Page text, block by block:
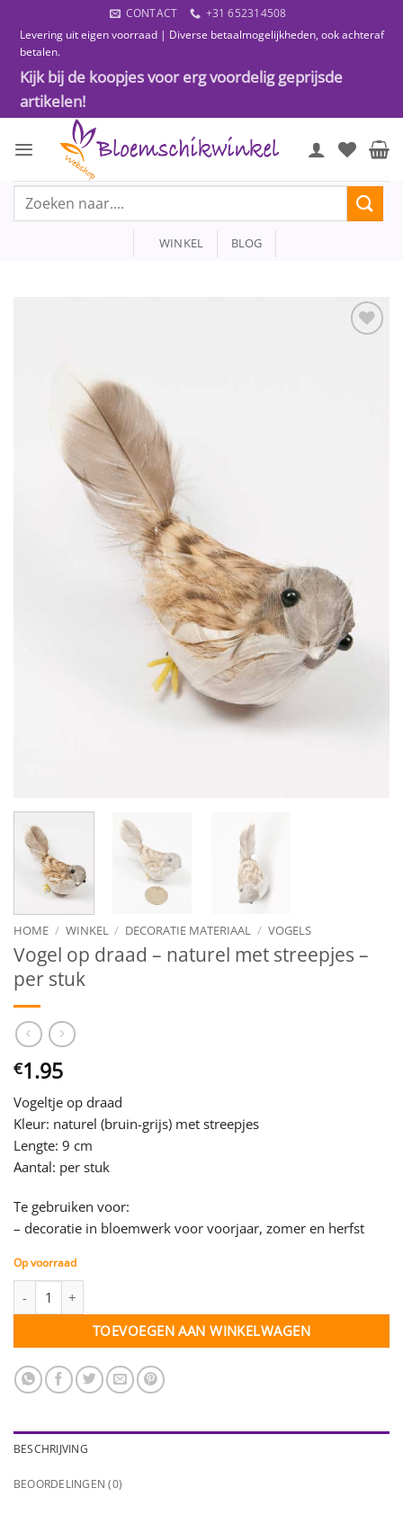
naar
inhoud
CONTACT
+31 652314508
Levering uit eigen voorraad | Diverse betaalmogelijkheden, ook achteraf
betalen.
Kijk bij de koopjes voor erg voordelig geprijsde
artikelen!
Zoeken
WINKEL BLOG
HOME / WINKEL / DECORATIE MATERIAAL / VOGELS
Vogel op draad – naturel met streepjes –
per stuk
€1.95
Vogeltje op draad
Kleur: naturel (bruin-grijs) met streepjes
Lengte: 9 cm
Aantal: per stuk
Te gebruiken voor:
– decoratie in bloemwerk voor voorjaar, zomer en herfst
Op voorraad
TOEVOEGEN AAN WINKELWAGEN
BESCHRIJVING
BEOORDELINGEN (0)